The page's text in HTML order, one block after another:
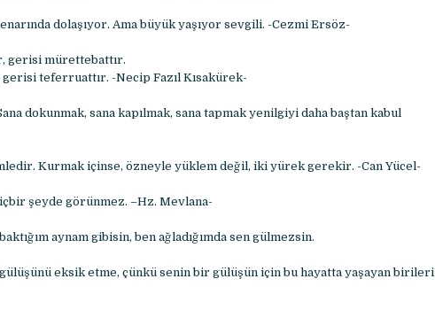
dolaşıyor. Ama büyük yaşıyor sevgili. -Cezmi Ersöz-
gerisi mürettebattır.
teferruattır. -Necip Fazıl Kısakürek-
dokunmak, sana kapılmak, sana tapmak yenilgiyi daha baştan kabul
Kurmak içinse, özneyle yüklem değil, iki yürek gerekir. -Can Yücel-
şeyde görünmez. –Hz. Mevlana-
aynam gibisin, ben ağladığımda sen gülmezsin.
eksik etme, çünkü senin bir gülüşün için bu hayatta yaşayan birileri